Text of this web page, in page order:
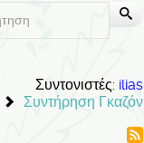
Συντονιστές: ilias
Συντήρηση Γκαζόν